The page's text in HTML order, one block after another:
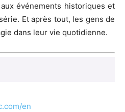
événements historiques et
Et après tout, les gens de
dans leur vie quotidienne.
en